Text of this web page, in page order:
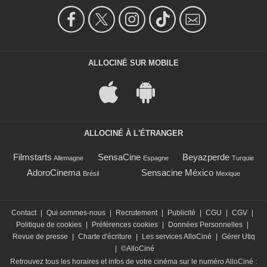
ALLOCINÉ SUR MOBILE
ALLOCINÉ À L'ÉTRANGER
Filmstarts Allemagne SensaCine Espagne Beyazperde Turquie
AdoroCinema Brésil Sensacine México Mexique
Contact | Qui sommes-nous | Recrutement | Publicité | CGU | CGV |
Politique de cookies | Préférences cookies | Données Personnelles |
Revue de presse
| Charte d'écriture | Les services AlloCiné | Gérer Utiq
| ©AlloCiné
Retrouvez tous les horaires et infos de votre cinéma sur le numéro AlloCiné :